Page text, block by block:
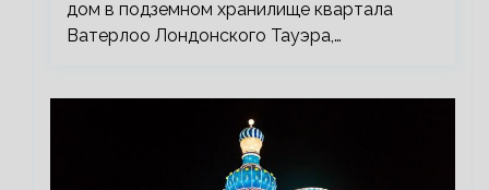
дом в подземном хранилище квартала
Ватерлоо Лондонского Тауэра,…